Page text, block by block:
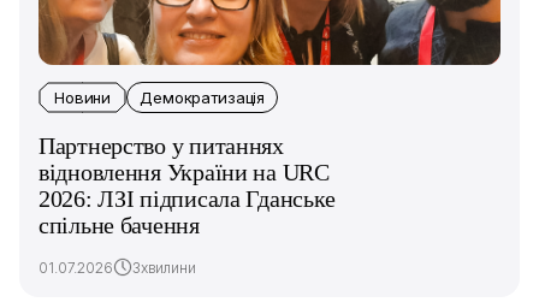
Новини Демократизація
Партнерство у питаннях
відновлення України на URC
2026: ЛЗІ підписала Гданське
спільне бачення
01.07.2026 3хвилини